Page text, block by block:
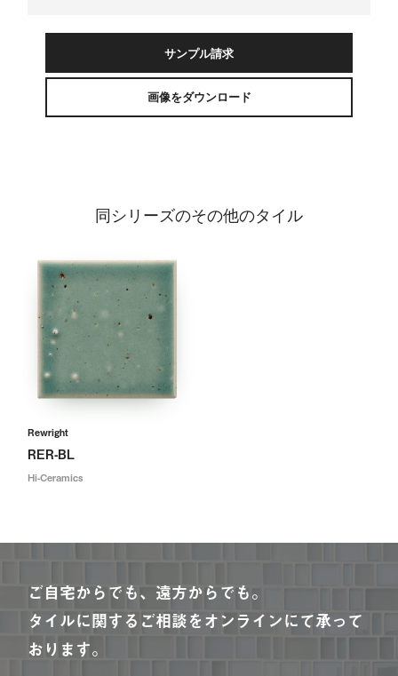
サンプル請求
画像をダウンロード
同シリーズのその他のタイル
Rewright
RER-BL
Hi-Ceramics
ご自宅からでも、遠方からでも。
タイルに関するご相談をオンラインにて承って
おります。